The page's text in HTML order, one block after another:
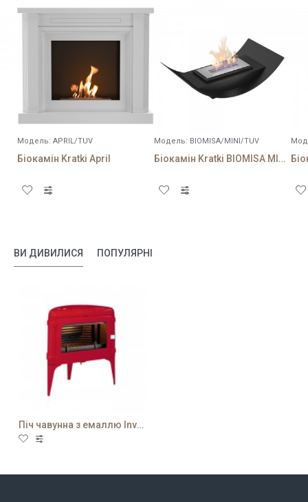
Модель: APRIL/TUV
Біокамін Kratki April
Модель: BIOMISA/MINI/TUV
Біокамін Kratki BIOMISA MINI чорний
ВИ ДИВИЛИСЯ ПОПУЛЯРНІ
Піч чавунна з емаллю Invicta Luna